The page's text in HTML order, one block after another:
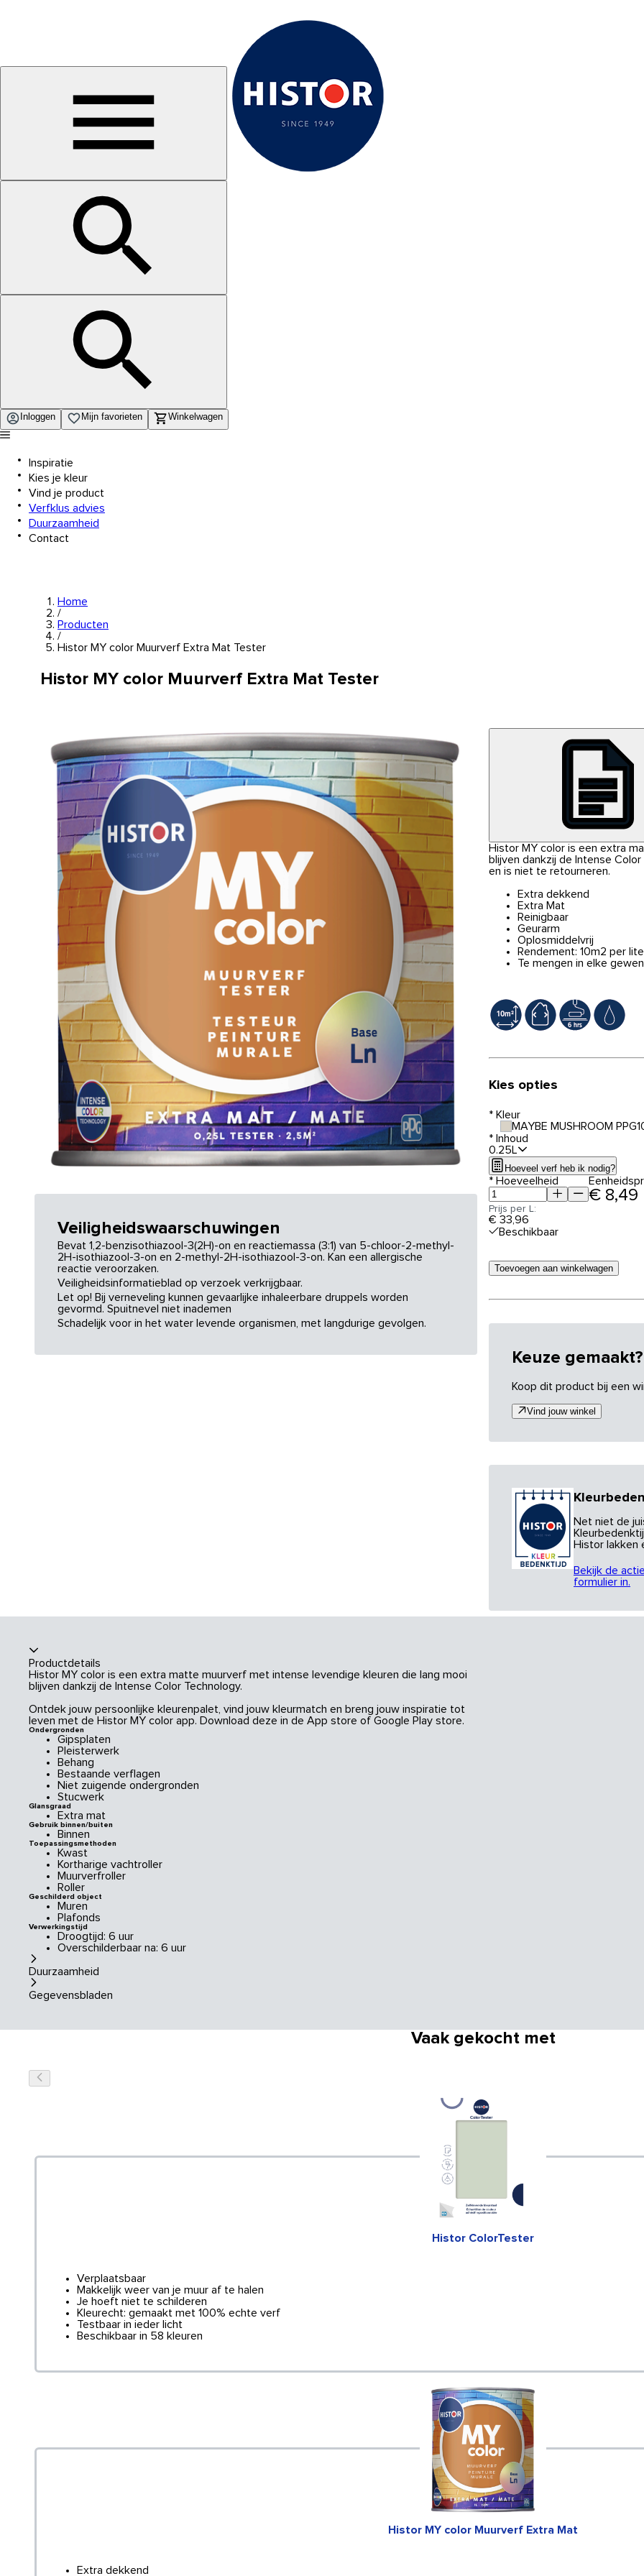
Inloggen Mijn favorieten Winkelwagen
Inspiratie
Kies je kleur
Vind je product
Verfklus advies
Duurzaamheid
Contact
Home
/
Producten
/
Histor MY color Muurverf Extra Mat Tester
Histor MY color Muurverf Extra Mat Tester
Veiligheidswaarschuwingen
Bevat 1,2-benzisothiazool-3(2H)-on en reactiemassa (3:1) van 5-chloor-2-methyl-
2H-isothiazool-3-on en 2-methyl-2H-isothiazool-3-on. Kan een allergische
reactie veroorzaken.
Veiligheidsinformatieblad op verzoek verkrijgbaar.
Let op! Bij verneveling kunnen gevaarlijke inhaleerbare druppels worden
gevormd. Spuitnevel niet inademen
Schadelijk voor in het water levende organismen, met langdurige gevolgen.
Histor MY color is een extra
blijven dankzij de Intense
en is niet te retourneren.
Extra dekkend
Extra Mat
Reinigbaar
Geurarm
Oplosmiddelvrij
Rendement: 10m2 per
Te mengen in elke
Kies opties
* Kleur
MAYBE MUSHROOM
* Inhoud
0.25L
Hoeveel verf heb ik nodig?
* Hoeveelheid
€ 8,49
Prijs per L:
€ 33,96
Beschikbaar
Toevoegen aan winkelwagen
Keuze gemaakt?
Koop dit product bij een
Vind jouw winkel
Net niet de
Histor lakken
Bekijk de
formulier in.
Productdetails
Histor MY color is een extra matte muurverf met intense levendige kleuren die lang mooi
blijven dankzij de Intense Color Technology.
Ontdek jouw persoonlijke kleurenpalet, vind jouw kleurmatch en breng jouw inspiratie tot
leven met de Histor MY color app. Download deze in de App store of Google Play store.
Ondergronden
Gipsplaten
Pleisterwerk
Behang
Bestaande verflagen
Niet zuigende ondergronden
Stucwerk
Glansgraad
Extra mat
Gebruik binnen/buiten
Binnen
Toepassingsmethoden
Kwast
Kortharige vachtroller
Muurverfroller
Roller
Geschilderd object
Muren
Plafonds
Verwerkingstijd
Droogtijd: 6 uur
Overschilderbaar na: 6 uur
Duurzaamheid
Gegevensbladen
Vaak gekocht met
Histor ColorTester
Verplaatsbaar
Makkelijk weer van je muur af te halen
Je hoeft niet te schilderen
Kleurecht: gemaakt met 100% echte verf
Testbaar in ieder licht
Beschikbaar in 58 kleuren
Histor MY color Muurverf Extra Mat
Extra dekkend